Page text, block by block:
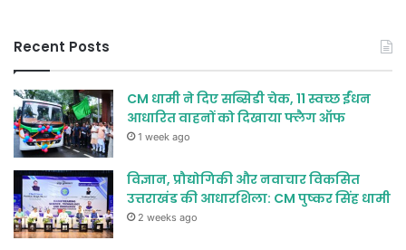
Recent Posts
CM धामी ने दिए सब्सिडी चेक, 11 स्वच्छ ईंधन
आधारित वाहनों को दिखाया फ्लैग ऑफ
1 week ago
विज्ञान, प्रौद्योगिकी और नवाचार विकसित
उत्तराखंड की आधारशिला: CM पुष्कर सिंह धामी
2 weeks ago